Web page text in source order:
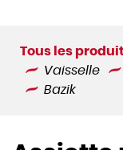
Tous les
Vaisselle
Bazik